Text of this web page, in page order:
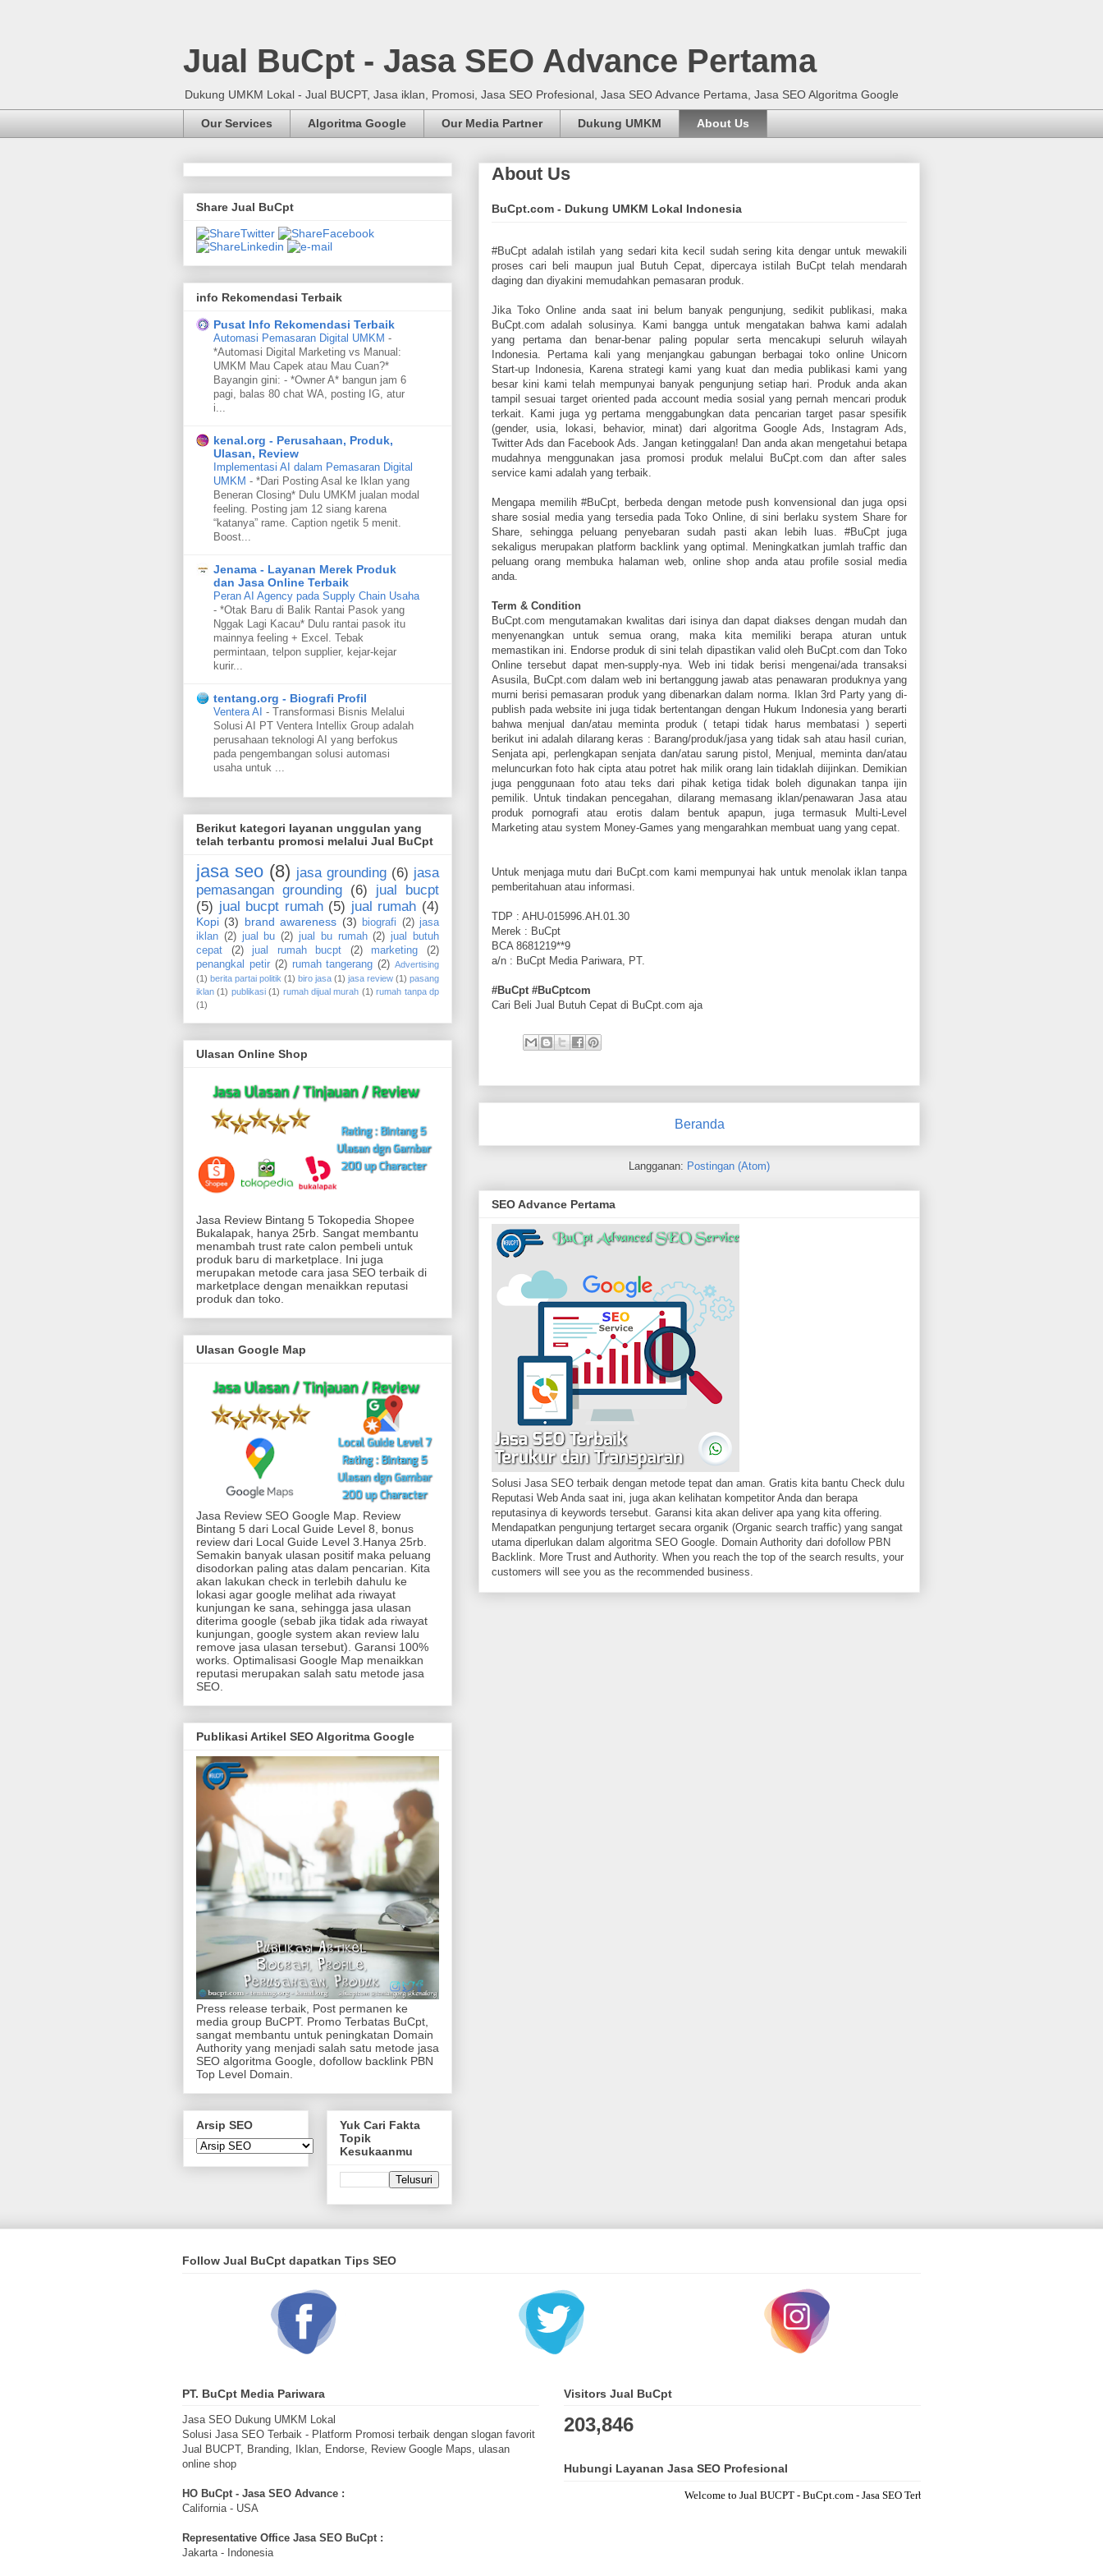
Jual BuCpt - Jasa SEO Advance Pertama
Dukung UMKM Lokal - Jual BUCPT, Jasa iklan, Promosi, Jasa SEO Profesional, Jasa SEO Advance Pertama, Jasa SEO Algoritma Google
Our Services Algoritma Google Our Media Partner Dukung UMKM About Us
About Us
BuCpt.com - Dukung UMKM Lokal Indonesia
#BuCpt adalah istilah yang sedari kita kecil sudah sering kita dengar untuk mewakili
proses cari beli maupun jual Butuh Cepat, dipercaya istilah BuCpt telah mendarah
daging dan diyakini memudahkan pemasaran produk.
Jika Toko Online anda saat ini belum banyak pengunjung, sedikit publikasi, maka
BuCpt.com adalah solusinya. Kami bangga untuk mengatakan bahwa kami adalah
yang pertama dan benar-benar paling popular serta mencakupi seluruh wilayah
Indonesia. Pertama kali yang menjangkau gabungan berbagai toko online Unicorn
Start-up Indonesia, Karena strategi kami yang kuat dan media publikasi kami yang
besar kini kami telah mempunyai banyak pengunjung setiap hari. Produk anda akan
tampil sesuai target oriented pada account media sosial yang pernah mencari produk
terkait. Kami juga yg pertama menggabungkan data pencarian target pasar spesifik
(gender, usia, lokasi, behavior, minat) dari algoritma Google Ads, Instagram Ads,
Twitter Ads dan Facebook Ads. Jangan ketinggalan! Dan anda akan mengetahui betapa
mudahnya menggunakan jasa promosi produk melalui BuCpt.com dan after sales
service kami adalah yang terbaik.
Mengapa memilih #BuCpt, berbeda dengan metode push konvensional dan juga opsi
share sosial media yang tersedia pada Toko Online, di sini berlaku system Share for
Share, sehingga peluang penyebaran sudah pasti akan lebih luas. #BuCpt juga
sekaligus merupakan platform backlink yang optimal. Meningkatkan jumlah traffic dan
peluang orang membuka halaman web, online shop anda atau profile sosial media
anda.
Term & Condition
BuCpt.com mengutamakan kwalitas dari isinya dan dapat diakses dengan mudah dan
menyenangkan untuk semua orang, maka kita memiliki berapa aturan untuk
memastikan ini. Endorse produk di sini telah dipastikan valid oleh BuCpt.com dan Toko
Online tersebut dapat men-supply-nya. Web ini tidak berisi mengenai/ada transaksi
Asusila, BuCpt.com dalam web ini bertanggung jawab atas penawaran produknya yang
murni berisi pemasaran produk yang dibenarkan dalam norma. Iklan 3rd Party yang di-
publish pada website ini juga tidak bertentangan dengan Hukum Indonesia yang berarti
bahwa menjual dan/atau meminta produk ( tetapi tidak harus membatasi ) seperti
berikut ini adalah dilarang keras : Barang/produk/jasa yang tidak sah atau hasil curian,
Senjata api, perlengkapan senjata dan/atau sarung pistol, Menjual, meminta dan/atau
meluncurkan foto hak cipta atau potret hak milik orang lain tidaklah diijinkan. Demikian
juga penggunaan foto atau teks dari pihak ketiga tidak boleh digunakan tanpa ijin
pemilik. Untuk tindakan pencegahan, dilarang memasang iklan/penawaran Jasa atau
produk pornografi atau erotis dalam bentuk apapun, juga termasuk Multi-Level
Marketing atau system Money-Games yang mengarahkan membuat uang yang cepat.
Untuk menjaga mutu dari BuCpt.com kami mempunyai hak untuk menolak iklan tanpa
pemberitahuan atau informasi.
TDP : AHU-015996.AH.01.30
Merek : BuCpt
BCA 8681219**9
a/n : BuCpt Media Pariwara, PT.
#BuCpt #BuCptcom
Cari Beli Jual Butuh Cepat di BuCpt.com aja
Beranda
Langganan: Postingan (Atom)
SEO Advance Pertama
Solusi Jasa SEO terbaik dengan metode tepat dan aman. Gratis kita bantu Check dulu
Reputasi Web Anda saat ini, juga akan kelihatan kompetitor Anda dan berapa
reputasinya di keywords tersebut. Garansi kita akan deliver apa yang kita offering.
Mendapatkan pengunjung tertarget secara organik (Organic search traffic) yang sangat
utama diperlukan dalam algoritma SEO Google. Domain Authority dari dofollow PBN
Backlink. More Trust and Authority. When you reach the top of the search results, your
customers will see you as the recommended business.
Share Jual BuCpt
info Rekomendasi Terbaik
Pusat Info Rekomendasi Terbaik
Automasi Pemasaran Digital UMKM -
*Automasi Digital Marketing vs Manual:
UMKM Mau Capek atau Mau Cuan?*
Bayangin gini: - *Owner A* bangun jam 6
pagi, balas 80 chat WA, posting IG, atur
i...
kenal.org - Perusahaan, Produk,
Ulasan, Review
Implementasi AI dalam Pemasaran Digital
UMKM - *Dari Posting Asal ke Iklan yang
Beneran Closing* Dulu UMKM jualan modal
feeling. Posting jam 12 siang karena
“katanya” rame. Caption ngetik 5 menit.
Boost...
Jenama - Layanan Merek Produk
dan Jasa Online Terbaik
Peran AI Agency pada Supply Chain Usaha
- *Otak Baru di Balik Rantai Pasok yang
Nggak Lagi Kacau* Dulu rantai pasok itu
mainnya feeling + Excel. Tebak
permintaan, telpon supplier, kejar-kejar
kurir...
tentang.org - Biografi Profil
Ventera AI - Transformasi Bisnis Melalui
Solusi AI PT Ventera Intellix Group adalah
perusahaan teknologi AI yang berfokus
pada pengembangan solusi automasi
usaha untuk ...
Berikut kategori layanan unggulan yang
telah terbantu promosi melalui Jual BuCpt
jasa seo (8) jasa grounding (6) jasa
pemasangan grounding (6)
jual bucpt
(5) jual bucpt rumah (5) jual rumah (4)
Kopi (3) brand awareness (3) biografi (2) jasa
iklan (2) jual bu (2) jual bu rumah (2) jual butuh
cepat
(2) jual rumah bucpt (2) marketing
(2)
penangkal petir (2) rumah tangerang (2) Advertising
(1) berita partai politik (1) biro jasa (1) jasa review (1) pasang
iklan (1) publikasi (1) rumah dijual murah (1) rumah tanpa dp
(1)
Ulasan Online Shop
Jasa Review Bintang 5 Tokopedia Shopee
Bukalapak, hanya 25rb. Sangat membantu
menambah trust rate calon pembeli untuk
produk baru di marketplace. Ini juga
merupakan metode cara jasa SEO terbaik di
marketplace dengan menaikkan reputasi
produk dan toko.
Ulasan Google Map
Jasa Review SEO Google Map. Review
Bintang 5 dari Local Guide Level 8, bonus
review dari Local Guide Level 3.Hanya 25rb.
Semakin banyak ulasan positif maka peluang
disodorkan paling atas dalam pencarian. Kita
akan lakukan check in terlebih dahulu ke
lokasi agar google melihat ada riwayat
kunjungan ke sana, sehingga jasa ulasan
diterima google (sebab jika tidak ada riwayat
kunjungan, google system akan review lalu
remove jasa ulasan tersebut). Garansi 100%
works. Optimalisasi Google Map menaikkan
reputasi merupakan salah satu metode jasa
SEO.
Publikasi Artikel SEO Algoritma Google
Press release terbaik, Post permanen ke
media group BuCPT. Promo Terbatas BuCpt,
sangat membantu untuk peningkatan Domain
Authority yang menjadi salah satu metode jasa
SEO algoritma Google, dofollow backlink PBN
Top Level Domain.
Arsip SEO
Yuk Cari Fakta
Topik
Kesukaanmu
Follow Jual BuCpt dapatkan Tips SEO
PT. BuCpt Media Pariwara
Jasa SEO Dukung UMKM Lokal
Solusi Jasa SEO Terbaik - Platform Promosi terbaik dengan slogan favorit
Jual BUCPT, Branding, Iklan, Endorse, Review Google Maps, ulasan
online shop
HO BuCpt - Jasa SEO Advance :
California - USA
Representative Office Jasa SEO BuCpt :
Jakarta - Indonesia
Visitors Jual BuCpt
203,846
Hubungi Layanan Jasa SEO Profesional
Welcome to Jual BUCPT - BuCpt.com - Jasa SEO Terbaik bucptowner@gmail.com Fastest